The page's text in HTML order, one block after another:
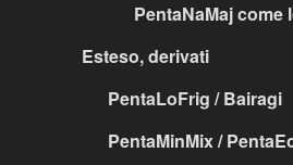
PentaNaMaj come
Esteso, derivati
PentaLoFrig / Bairagi
PentaMinMix /